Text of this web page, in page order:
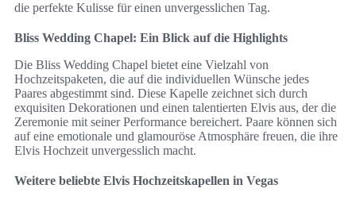
die perfekte Kulisse für einen unvergesslichen Tag.
Bliss Wedding Chapel: Ein Blick auf die Highlights
Die Bliss Wedding Chapel bietet eine Vielzahl von
Hochzeitspaketen, die auf die individuellen Wünsche jedes
Paares abgestimmt sind. Diese Kapelle zeichnet sich durch
exquisiten Dekorationen und einen talentierten Elvis aus, der die
Zeremonie mit seiner Performance bereichert. Paare können sich
auf eine emotionale und glamouröse Atmosphäre freuen, die ihre
Elvis Hochzeit unvergesslich macht.
Weitere beliebte Elvis Hochzeitskapellen in Vegas